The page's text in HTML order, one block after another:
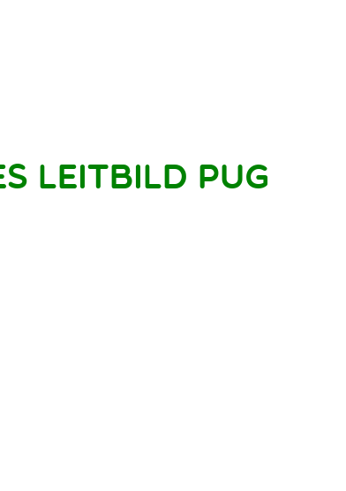
Leitbild PuG